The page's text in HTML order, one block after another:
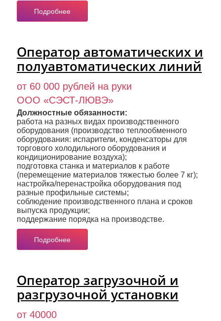
Подробнее
Оператор автоматических и
полуавтоматических линий
от 60 000 рублей на руки
ООО «СЭСТ-ЛЮВЭ»
Должностные обязанности:
работа на разных видах производственного
оборудования (производство теплообменного
оборудования: испарители, конденсаторы для
торгового холодильного оборудования и
кондиционирование воздуха);
подготовка станка и материалов к работе
(перемещение материалов тяжестью более 7 кг);
настройка/перенастройка оборудования под
разные профильные системы;
соблюдение производственного плана и сроков
выпуска продукции;
поддержание порядка на производстве.
Подробнее
Оператор загрузочной и
разгрузочной установки
от 40000